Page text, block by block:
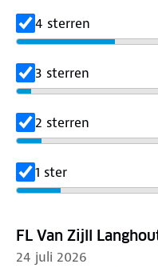
✓ Schokbestendig
✓ Met LCD-scherm
✓ Accuraatheid van ±
✓ Schakelt
✓ Inclusief 1 x
✓ Weergave in PSI en
✓ Bruikbaar bij
levensduur van de
✓ Geschikt voor auto,
4 sterren
3 sterren
2 sterren
1 ster
FL Van Zijll
24 juli 2026